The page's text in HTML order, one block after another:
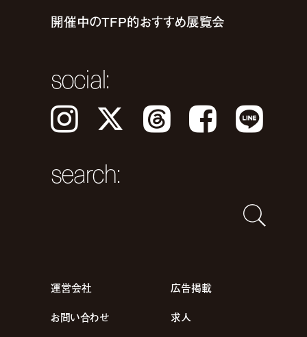
開催中のTFP的おすすめ展覧会
social:
Instagram 𝕏 Threads Facebook LINE
search:
運営会社
広告掲載
お問い合わせ
求人